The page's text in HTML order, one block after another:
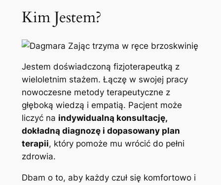
Kim Jestem?
Jestem doświadczoną fizjoterapeutką z
wieloletnim stażem. Łączę w swojej pracy
nowoczesne metody terapeutyczne z
głęboką wiedzą i empatią. Pacjent może
liczyć na indywidualną konsultację,
dokładną diagnozę i dopasowany plan
terapii, który pomoże mu wrócić do pełni
zdrowia.
Dbam o to, aby każdy czuł się komfortowo i